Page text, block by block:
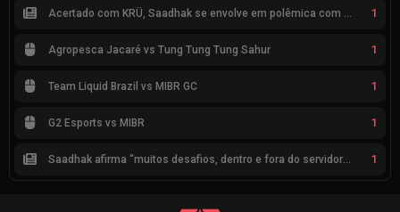
1
Agropesca Jacaré vs Tung Tung Tung Sahur 1
Team Liquid Brazil vs MIBR GC 1
G2 Esports vs MIBR 1
Saadhak afirma “muitos desafios, dentro e fora do servidor” sobre a jornada até a classificação 1